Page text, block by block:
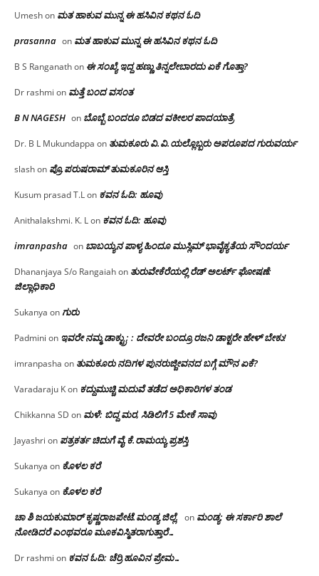
Umeshon ಮತ ಹಾಕುವ ಮುನ್ನ ಈ ಹಸಿವಿನ ಕಥನ ಓದಿ
prasanna on ಮತ ಹಾಕುವ ಮುನ್ನ ಈ ಹಸಿವಿನ ಕಥನ ಓದಿ
B S Ranganathon ಈ ಸಂಖ್ಯೆ ಇದ್ದ ಹಣ್ಣು ತಿನ್ನಲೇಬಾರದು ಏಕೆ ಗೊತ್ತಾ?
Dr rashmi on ಮತ್ತೆ ಬಂದ ವಸಂತ
B N NAGESH on ಬೊಬ್ಬೆ ಬಂದರೂ ಬಿಡದ ವಕೀಲರ ಪಾದಯಾತ್ರೆ
Dr. B L Mukundappa on ತುಮಕೂರು‌ ವಿ.ವಿ.ಯಲ್ಲೊಬ್ಬರು ಅಪರೂಪದ ಗುರುವರ್ಯ
slashon ಪ್ರೊ.ಪರುಷರಾಮ್ ತುಮಕೂರಿನ ಆಸ್ತಿ
Kusum prasad T.Lon ಕವನ ಓದಿ: ಹೂವು
Anithalakshmi. K. Lon ಕವನ ಓದಿ: ಹೂವು
imranpasha on ಬಾಬಯ್ಯನ ಪಾಳ್ಯ ಹಿಂದೂ ಮುಸ್ಲಿಮ್ ಭಾವೈಕ್ಯತೆಯ ಸೌಂದರ್ಯ
Dhananjaya S/o Rangaiahon ತುರುವೇಕೆರೆಯಲ್ಲಿ ರೆಡ್ ಅಲರ್ಟ್ ಘೋಷಣೆ:
ಜಿಲ್ಲಾಧಿಕಾರಿ
Sukanya onಗುರು
Padmini on ಇವರೇ ನಮ್ಮ ಡಾಕ್ಟ್ರು; : ದೇವರೇ ಬಂದ್ರೂ ರಜನಿ ಡಾಕ್ಟರೇ ಹೇಳ್ ಬೇಕು!
imranpasha on ತುಮಕೂರು ನದಿಗಳ ಪುನರುಜ್ಜೀವನದ ಬಗ್ಗೆ ಮೌನ ಏಕೆ?
Varadaraju Kon ಕದ್ದುಮುಚ್ಚಿ ಮದುವೆ ತಡೆದ ಅಧಿಕಾರಿಗಳ ತಂಡ
Chikkanna SD on ಮಳೆ: ಬಿದ್ದ ಮರ, ಸಿಡಿಲಿಗೆ 5 ಮೇಕೆ ಸಾವು
Jayashri on ಪತ್ರಕರ್ತ ಚಿದುಗೆ ವೈ.ಕೆ.ರಾಮಯ್ಯ ಪ್ರಶಸ್ತಿ
Sukanya on ಕೊಳಲ ಕರೆ
Sukanya on ಕೊಳಲ ಕರೆ
ಚಾ ಶಿ ಜಯಕುಮಾರ್ ಕೃಷ್ಣರಾಜಪೇಟೆ.ಮಂಡ್ಯ ಜಿಲ್ಲೆ. on ಮಂಡ್ಯ: ಈ ಸರ್ಕಾರಿ ಶಾಲೆ
ನೋಡಿದರೆ ಎಂಥವರೂ ಮೂಕವಿಸ್ಮಿತರಾಗುತ್ತಾರೆ…
Dr rashmi on ಕವನ ಓದಿ: ಚೆರ್ರಿ ಹೂವಿನ ಪ್ರೇಮ…